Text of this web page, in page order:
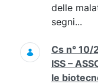
delle
segni...
Cs n° 10/
ISS –
le